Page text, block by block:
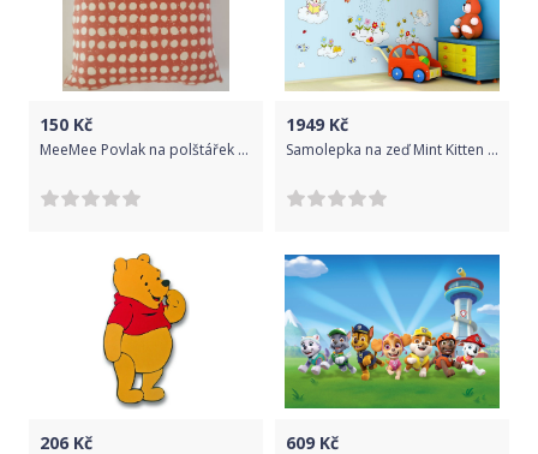
150 Kč
MeeMee Povlak na polštářek Puntíky - série Afrika
1949 Kč
Samolepka na zeď Mint Kitten Angels 597-0, 2,4 m2
206 Kč 609 Kč